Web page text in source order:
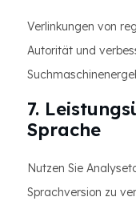
Verlinkungen von
Autorität und
7.
Sprache
Nutzen Sie
Sprachversion zu